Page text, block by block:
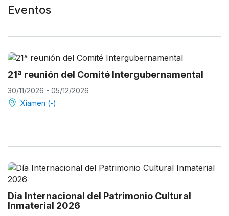
Eventos
21ª reunión del Comité Intergubernamental
30/11/2026 - 05/12/2026
Xiamen (-)
Día Internacional del Patrimonio Cultural
Inmaterial 2026